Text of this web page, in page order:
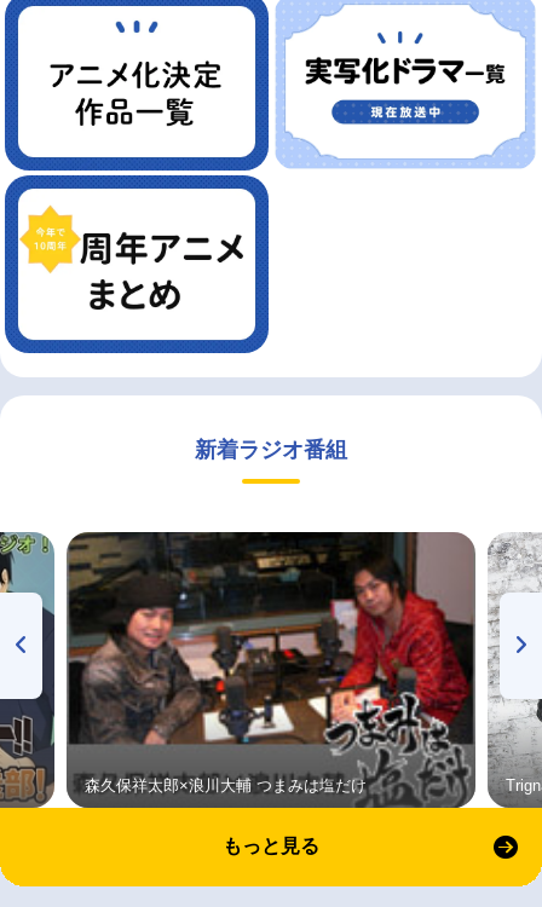
新着ラジオ番組
森久保祥太郎×浪川大輔 つまみは塩だけ
もっと見る